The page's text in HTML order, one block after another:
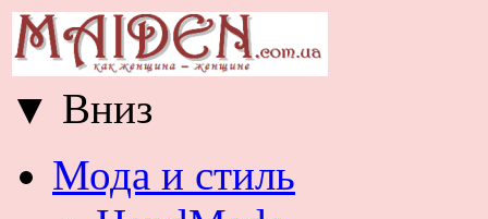
▼ Вниз
Мода и стиль